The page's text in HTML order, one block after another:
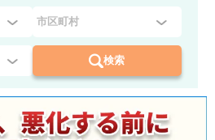
都
県
を
選
検索